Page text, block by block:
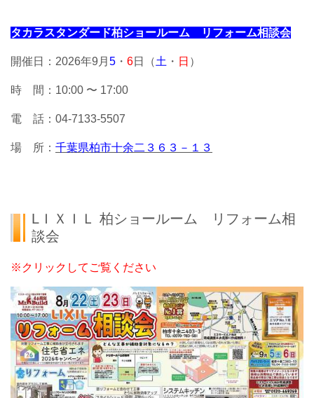
タカラスタンダード柏ショールーム リフォーム相談会
開催日：2026年9月 5 ・ 6日（土 ・ 日 ）
時 間：10:00 〜 17:00
電 話：04-7133-5507
場 所： 千葉県柏市十余二３６３－１３
LＩＸＩＬ 柏ショールーム リフォーム相
談会
※クリックしてご覧ください